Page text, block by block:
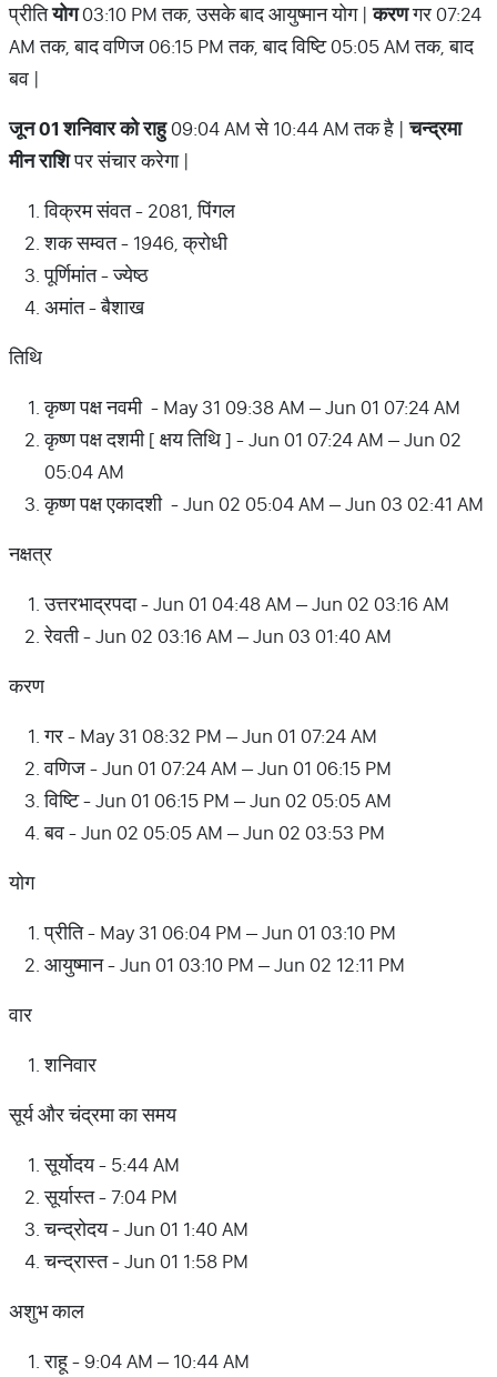
प्रीतियोग03:10 PM तक, उसके बाद आयुष्मान योग |करणगर 07:24
AM तक, बाद वणिज 06:15 PM तक, बाद विष्टि 05:05 AM तक, बाद
बव |
जून 01 शनिवार को राहु09:04 AM से 10:44 AM तक है |चन्द्रमा
मीन राशिपर संचार करेगा |
विक्रम संवत - 2081, पिंगल
शक सम्वत - 1946, क्रोधी
पूर्णिमांत - ज्येष्ठ
अमांत - बैशाख
तिथि
कृष्ण पक्ष नवमी - May 31 09:38 AM – Jun 01 07:24 AM
कृष्ण पक्ष दशमी [ क्षय तिथि ] - Jun 01 07:24 AM – Jun 02
05:04 AM
कृष्ण पक्ष एकादशी - Jun 02 05:04 AM – Jun 03 02:41 AM
नक्षत्र
उत्तरभाद्रपदा - Jun 01 04:48 AM – Jun 02 03:16 AM
रेवती - Jun 02 03:16 AM – Jun 03 01:40 AM
करण
गर - May 31 08:32 PM – Jun 01 07:24 AM
वणिज - Jun 01 07:24 AM – Jun 01 06:15 PM
विष्टि - Jun 01 06:15 PM – Jun 02 05:05 AM
बव - Jun 02 05:05 AM – Jun 02 03:53 PM
योग
प्रीति - May 31 06:04 PM – Jun 01 03:10 PM
आयुष्मान - Jun 01 03:10 PM – Jun 02 12:11 PM
वार
शनिवार
सूर्य और चंद्रमा का समय
सूर्योदय - 5:44 AM
सूर्यास्त - 7:04 PM
चन्द्रोदय - Jun 01 1:40 AM
चन्द्रास्त - Jun 01 1:58 PM
अशुभ काल
राहू - 9:04 AM – 10:44 AM